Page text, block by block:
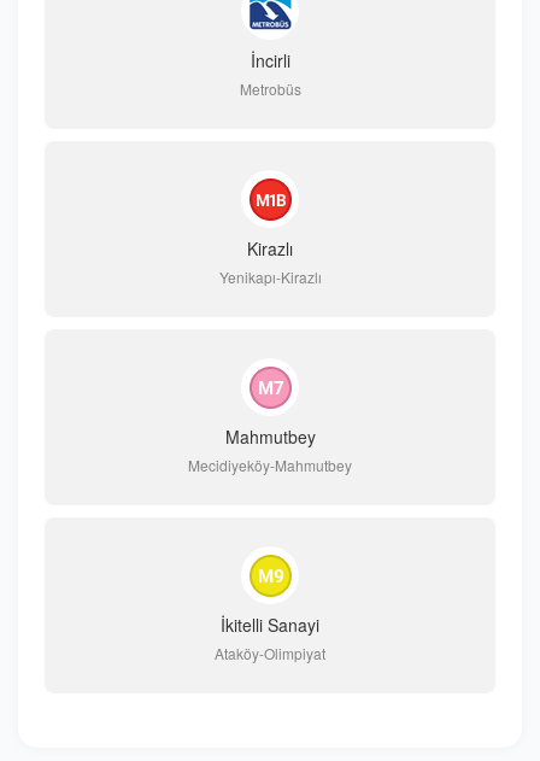
İncirli
Metrobüs
Kirazlı
Yenikapı-Kirazlı
Mahmutbey
Mecidiyeköy-Mahmutbey
İkitelli Sanayi
Ataköy-Olimpiyat